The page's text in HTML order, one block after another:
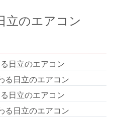
立のエアコン
日立のエアコン
る日立のエアコン
日立のエアコン
る日立のエアコン